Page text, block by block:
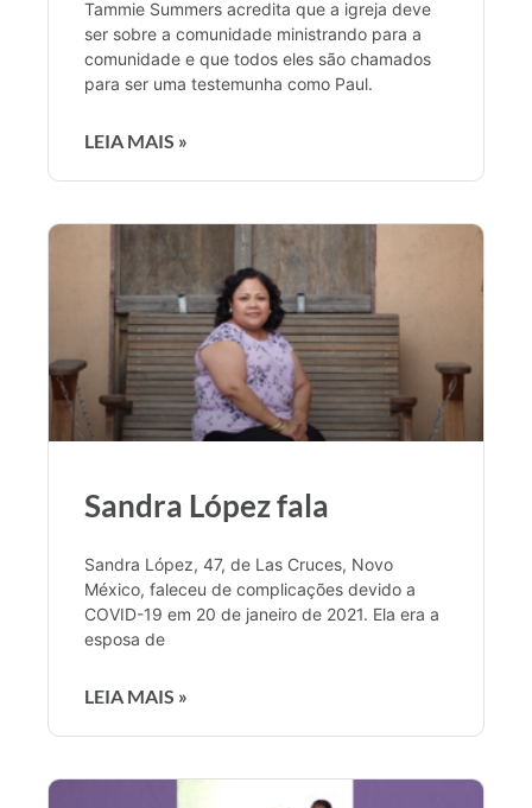
Tammie Summers acredita que a igreja deve
ser sobre a comunidade ministrando para a
comunidade e que todos eles são chamados
para ser uma testemunha como Paul.
LEIA MAIS »
Sandra López fala
Sandra López, 47, de Las Cruces, Novo
México, faleceu de complicações devido a
COVID-19 em 20 de janeiro de 2021. Ela era a
esposa de
LEIA MAIS »